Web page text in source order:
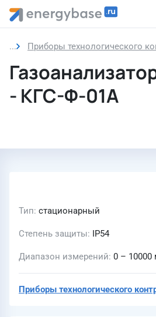
Приборы технологического
- КГС-Ф-01А
Тип стационарный
Степень защиты IP54
Диапазон измерений 0 – 10000
Приборы технологического